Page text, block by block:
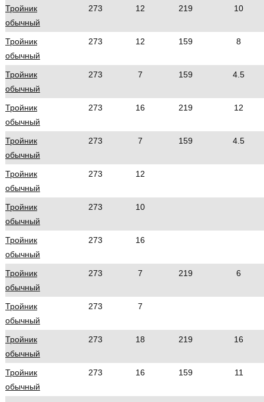
Тройник
обычный
273 12 219 10
Тройник
обычный
273 12 159 8
Тройник
обычный
273 7 159 4.5
Тройник
обычный
273 16 219 12
Тройник
обычный
273 7 159 4.5
Тройник
обычный
273 12
Тройник
обычный
273 10
Тройник
обычный
273 16
Тройник
обычный
273 7 219 6
Тройник
обычный
273 7
Тройник
обычный
273 18 219 16
Тройник
обычный
273 16 159 11